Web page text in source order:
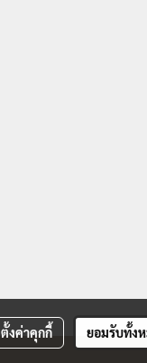
ตั้งค่าคุกกี้ ยอมรับทั้ง